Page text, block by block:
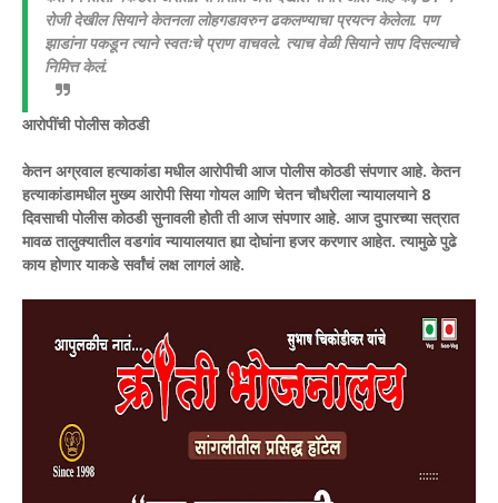
रोजी देखील सियाने केतनला लोहगडावरुन ढकलण्याचा प्रयत्न केलेला. पण
झाडांना पकडून त्याने स्वतःचे प्राण वाचवले. त्याच वेळी सियाने साप दिसल्याचे
निमित्त केलं.
आरोपींची पोलीस कोठडी
केतन अग्रवाल हत्याकांडा मधील आरोपीची आज पोलीस कोठडी संपणार आहे. केतन
हत्याकांडामधील मुख्य आरोपी सिया गोयल आणि चेतन चौधरीला न्यायालयाने 8
दिवसाची पोलीस कोठडी सुनावली होती ती आज संपणार आहे. आज दुपारच्या सत्रात
मावळ तालुक्यातील वडगांव न्यायालयात ह्या दोघांना हजर करणार आहेत. त्यामुळे पुढे
काय होणार याकडे सर्वांचं लक्ष लागलं आहे.